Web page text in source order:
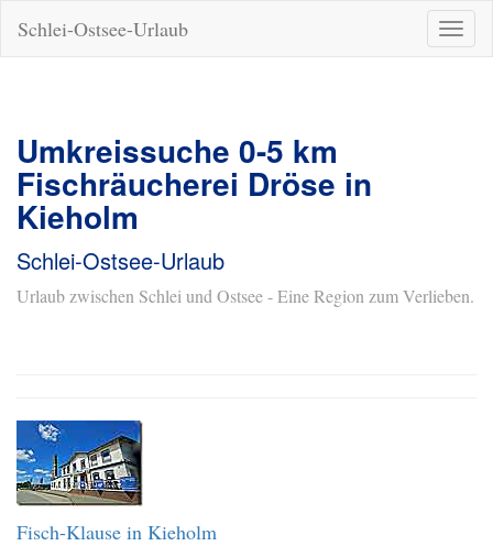
ein-/
Schlei-Ostsee-Urlaub
Umkreissuche 0-5 km
Fischräucherei Dröse in
Kieholm
Schlei-Ostsee-Urlaub
Urlaub zwischen Schlei und Ostsee - Eine Region zum Verlieben.
Fisch-Klause in Kieholm